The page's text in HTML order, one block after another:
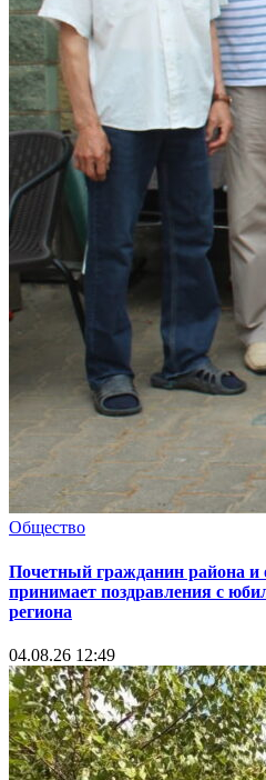
Общество
Почетный гражданин района и
принимает поздравления с
региона
04.08.26 12:49